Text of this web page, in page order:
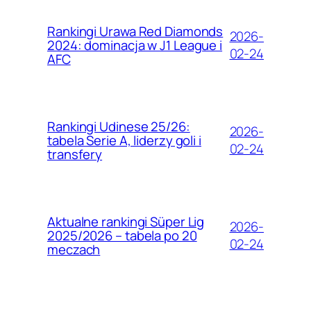
Rankingi Urawa Red Diamonds
2024: dominacja w J1 League i
AFC
2026-
02-24
Rankingi Udinese 25/26:
tabela Serie A, liderzy goli i
transfery
2026-
02-24
Aktualne rankingi Süper Lig
2025/2026 – tabela po 20
meczach
2026-
02-24